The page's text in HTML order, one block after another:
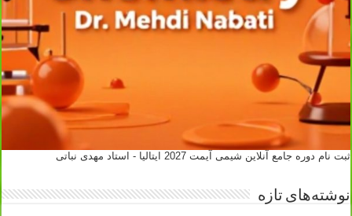
ثبت نام دوره جامع آنلاین شیمی آیمت 2027 ایتالیا - استاد مهدی نباتی
نوشته‌های تازه